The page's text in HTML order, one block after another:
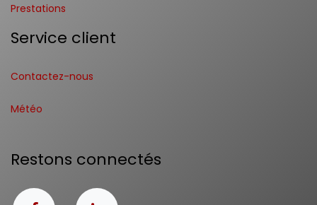
Prestations
Service client
Contactez-nous
Météo
Restons connectés